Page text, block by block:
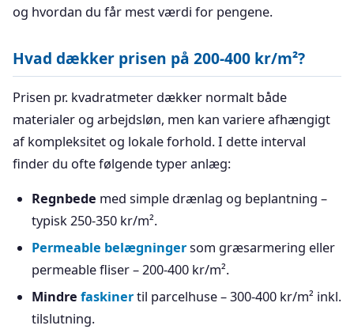
og hvordan du får mest værdi for pengene.
Hvad dækker prisen på 200-400 kr/m²?
Prisen pr. kvadratmeter dækker normalt både
materialer og arbejdsløn, men kan variere afhængigt
af kompleksitet og lokale forhold. I dette interval
finder du ofte følgende typer anlæg:
Regnbede med simple drænlag og beplantning –
typisk 250-350 kr/m².
Permeable belægningersom græsarmering eller
permeable fliser – 200-400 kr/m².
Mindre faskinertil parcelhuse – 300-400 kr/m² inkl.
tilslutning.